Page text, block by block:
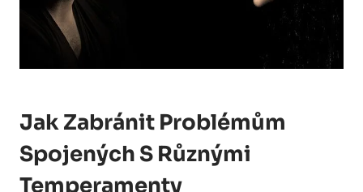
Jak Zabránit Problémům
Spojených S Různými
Temperamenty